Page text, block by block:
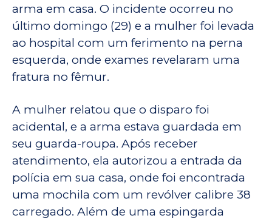
arma em casa. O incidente ocorreu no
último domingo (29) e a mulher foi levada
ao hospital com um ferimento na perna
esquerda, onde exames revelaram uma
fratura no fêmur.
A mulher relatou que o disparo foi
acidental, e a arma estava guardada em
seu guarda-roupa. Após receber
atendimento, ela autorizou a entrada da
polícia em sua casa, onde foi encontrada
uma mochila com um revólver calibre 38
carregado. Além de uma espingarda